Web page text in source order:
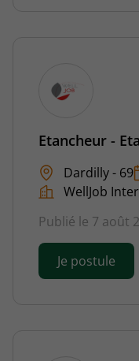
Etancheur -
Dardilly - 69
WellJob
Publié le 7 août
Je postule